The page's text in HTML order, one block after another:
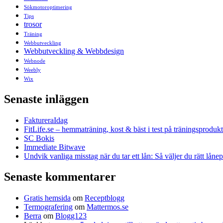
Sökmotoroptimering
Tips
trosor
Träning
Webbutveckling
Webbutveckling & Webbdesign
Webnode
Weebly
Wix
Senaste inläggen
FaktureraIdag
FitLife.se – hemmaträning, kost & bäst i test på
SC Bokis
Immediate Bitwave
Undvik vanliga misstag när du tar ett lån: Så väljer du rätt
Senaste kommentarer
Gratis hemsida om Receptblogg
Termografering om Mattermos.se
Berra om Blogg123